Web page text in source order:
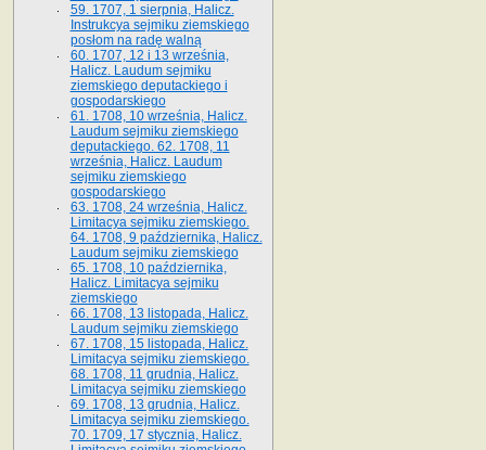
59. 1707, 1 sierpnia, Halicz.
Instrukcya sejmiku ziemskiego
posłom na radę walną
60. 1707, 12 i 13 września,
Halicz. Laudum sejmiku
ziemskiego deputackiego i
gospodarskiego
61. 1708, 10 września, Halicz.
Laudum sejmiku ziemskiego
deputackiego. 62. 1708, 11
września, Halicz. Laudum
sejmiku ziemskiego
gospodarskiego
63. 1708, 24 września, Halicz.
Limitacya sejmiku ziemskiego.
64. 1708, 9 października, Halicz.
Laudum sejmiku ziemskiego
65­. 1708, 10 października,
Halicz. Limitacya sejmiku
ziemskiego
66. 1708, 13 listopada, Halicz.
Laudum sejmiku ziemskiego
67. 1708, 15 listopada, Halicz.
Limitacya sejmiku ziemskiego.
68. 1708, 11 grudnia, Halicz.
Limitacya sejmiku ziemskiego
69. 1708, 13 grudnia, Halicz.
Limitacya sejmiku ziemskiego.
70. 1709, 17 stycznia, Halicz.